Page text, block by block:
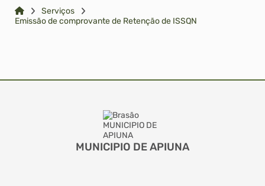
Transparência
Serviços
Emissão de comprovante de Retenção de ISSQN
MUNICIPIO DE APIUNA